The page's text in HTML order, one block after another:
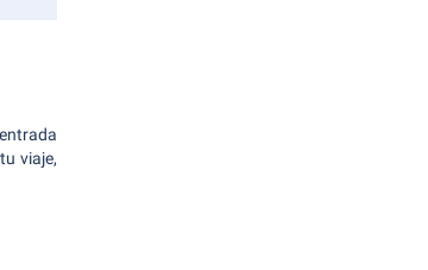
viaje,